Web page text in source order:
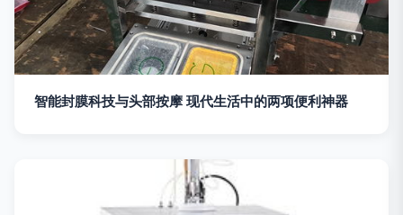
智能封膜科技与头部按摩 现代生活中的两项便利神器